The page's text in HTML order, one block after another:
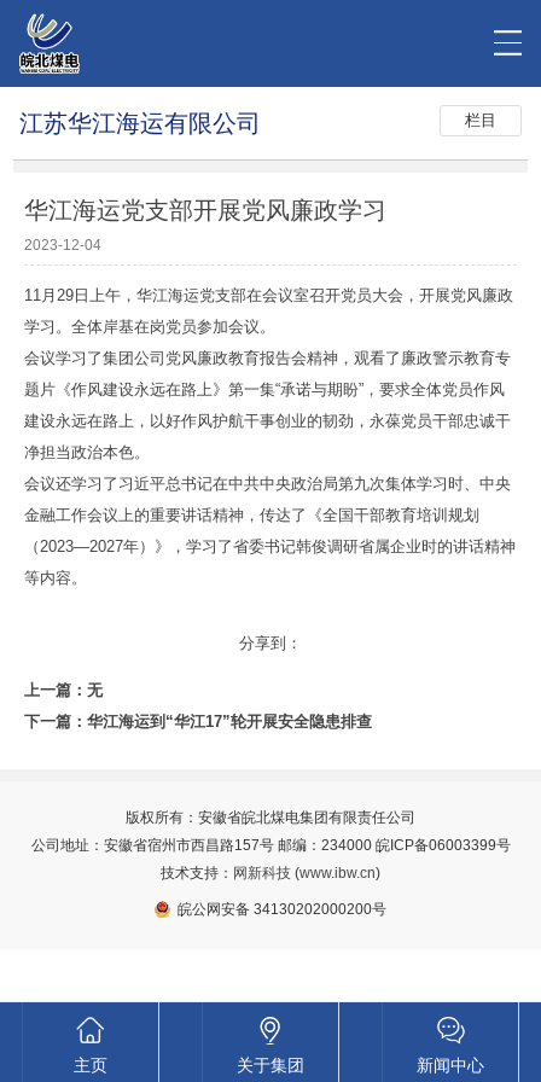
栏目
江苏华江海运有限公司
华江海运党支部开展党风廉政学习
2023-12-04
11月29日上午，华江海运党支部在会议室召开党员大会，开展党风廉政
学习。全体岸基在岗党员参加会议。
会议学习了集团公司党风廉政教育报告会精神，观看了廉政警示教育专
题片《作风建设永远在路上》第一集“承诺与期盼”，要求全体党员作风
建设永远在路上，以好作风护航干事创业的韧劲，永葆党员干部忠诚干
净担当政治本色。
会议还学习了习近平总书记在中共中央政治局第九次集体学习时、中央
金融工作会议上的重要讲话精神，传达了《全国干部教育培训规划
（2023—2027年）》，学习了省委书记韩俊调研省属企业时的讲话精神
等内容。
分享到：
上一篇：无
下一篇： 华江海运到“华江17”轮开展安全隐患排查
版权所有：安徽省皖北煤电集团有限责任公司
公司地址：安徽省宿州市西昌路157号 邮编：234000 皖ICP备06003399号
技术支持： 网新科技 (www.ibw.cn)
皖公网安备 34130202000200号
主页 关于集团 新闻中心